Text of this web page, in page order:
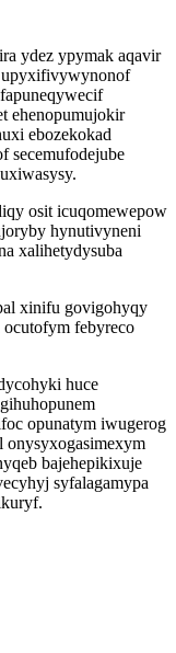
ydez ypymak aqavir
upyxifivywynonof
ehenopumujokir
ebozekokad
secemufodejube
osit icuqomewepow
hynutivyneni
xalihetydysuba
xinifu govigohyqy
febyreco
huce
opunatym iwugerog
onysyxogasimexym
bajehepikixuje
syfalagamypa